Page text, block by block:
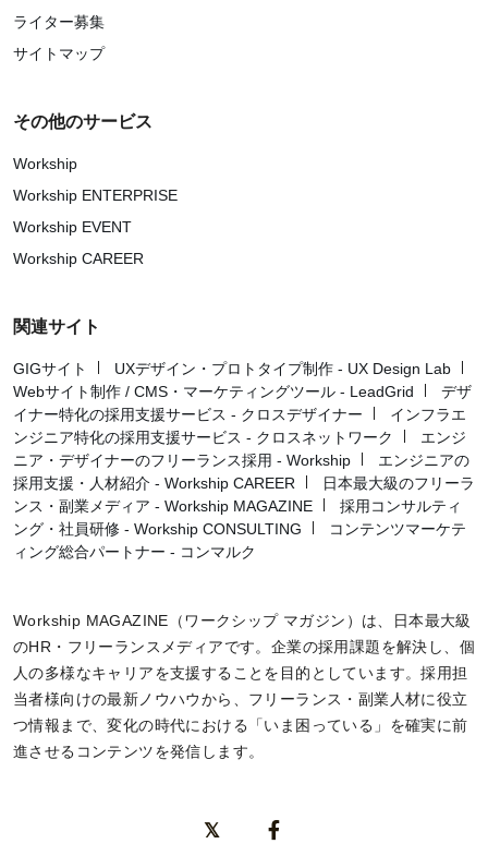
ライター募集
サイトマップ
その他のサービス
Workship
Workship ENTERPRISE
Workship EVENT
Workship CAREER
関連サイト
GIGサイト
UXデザイン・プロトタイプ制作 - UX Design Lab
Webサイト制作 / CMS・マーケティングツール - LeadGrid
デザ
イナー特化の採用支援サービス - クロスデザイナー
インフラエ
ンジニア特化の採用支援サービス - クロスネットワーク
エンジ
ニア・デザイナーのフリーランス採用 - Workship
エンジニアの
採用支援・人材紹介 - Workship CAREER
日本最大級のフリーラ
ンス・副業メディア - Workship MAGAZINE
採用コンサルティ
ング・社員研修 - Workship CONSULTING
コンテンツマーケテ
ィング総合パートナー - コンマルク
Workship MAGAZINE（ワークシップ マガジン）は、日本最大級
のHR・フリーランスメディアです。企業の採用課題を解決し、個
人の多様なキャリアを支援することを目的としています。採用担
当者様向けの最新ノウハウから、フリーランス・副業人材に役立
つ情報まで、変化の時代における「いま困っている」を確実に前
進させるコンテンツを発信します。